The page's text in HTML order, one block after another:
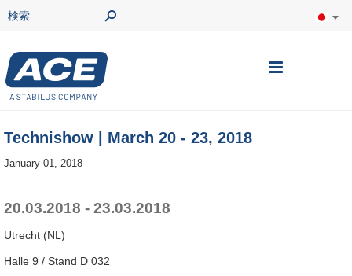
ナ
Technishow | March 20 - 23, 2018
January 01, 2018
20.03.2018 - 23.03.2018
Utrecht (NL)
Halle 9 / Stand D 032